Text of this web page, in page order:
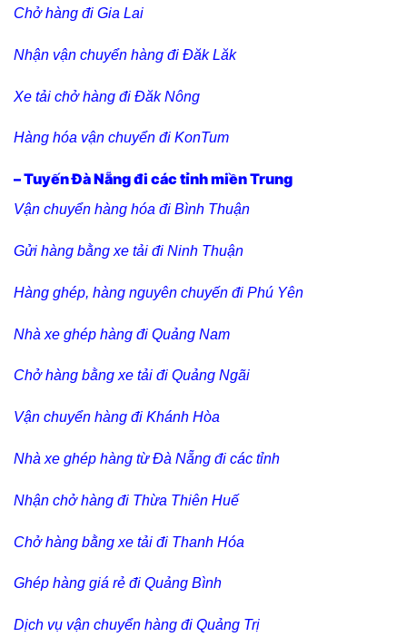
Chở hàng đi Gia Lai
Nhận vận chuyển hàng đi Đăk Lăk
Xe tải chở hàng đi Đăk Nông
Hàng hóa vận chuyển đi KonTum
– Tuyến Đà Nẵng đi các tỉnh miền Trung
Vận chuyển hàng hóa đi Bình Thuận
Gửi hàng bằng xe tải đi Ninh Thuận
Hàng ghép, hàng nguyên chuyến đi Phú Yên
Nhà xe ghép hàng đi Quảng Nam
Chở hàng bằng xe tải đi Quảng Ngãi
Vận chuyển hàng đi Khánh Hòa
Nhà xe ghép hàng từ Đà Nẵng đi các tỉnh
Nhận chở hàng đi Thừa Thiên Huế
Chở hàng bằng xe tải đi Thanh Hóa
Ghép hàng giá rẻ đi Quảng Bình
Dịch vụ vận chuyển hàng đi Quảng Trị